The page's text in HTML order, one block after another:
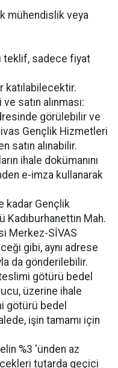
mühendislik veya
teklif, sadece fiyat
katılabilecektir.
satın alınması:
görülebilir ve
Gençlik Hizmetleri
satın alınabilir.
ihale dokümanını
e-imza kullanarak
kadar Gençlik
Kadıburhanettin Mah.
Merkez-SİVAS
gibi, aynı adrese
da gönderilebilir.
götürü bedel
üzerine ihale
götürü bedel
işin tamamı için
%3 'ünden az
tutarda geçici